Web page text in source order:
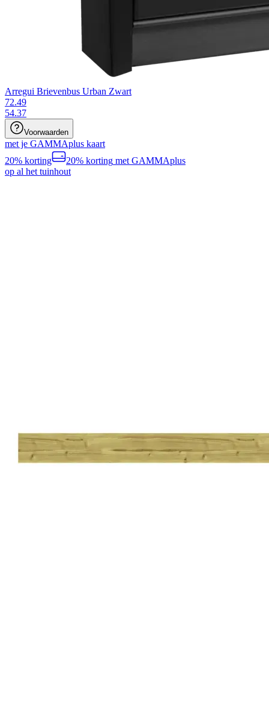
Arregui Brievenbus Urban Zwart
72.49
54.37
Voorwaarden
met je GAMMAplus kaart
20% korting
20% korting met GAMMAplus
op al het tuinhout